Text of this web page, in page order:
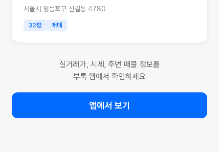
서울시 영등포구 신길동 4780
32평 매매
실거래가, 시세, 주변 매물 정보를
부톡 앱에서 확인하세요
앱에서 보기